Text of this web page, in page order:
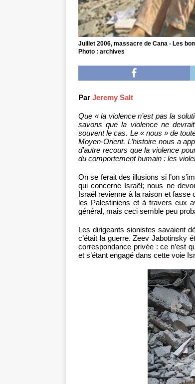
Juillet 2006, massacre de Cana - Les
Photo : archives
Par Jeremy Salt
Que « la violence n’est pas la
savons que la violence ne
souvent le cas. Le « nous » de
Moyen-Orient. L’histoire nous a
d’autre recours que la violence
du comportement humain : les
On se ferait des illusions si l’on
qui concerne Israël; nous ne
Israël revienne à la raison et fasse
les Palestiniens et à travers eux
général, mais ceci semble peu
Les dirigeants sionistes savaient
c’était la guerre. Zeev Jabotinsky
correspondance privée : ce n’est
et s’étant engagé dans cette voie